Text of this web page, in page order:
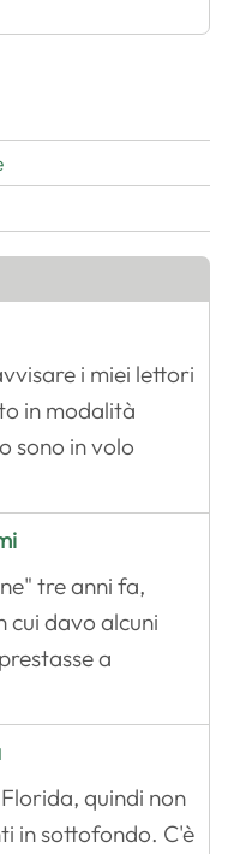
i miei lettori
in modalità
sono in volo
tre anni fa,
cui davo alcuni
a
quindi non
in sottofondo. C'è